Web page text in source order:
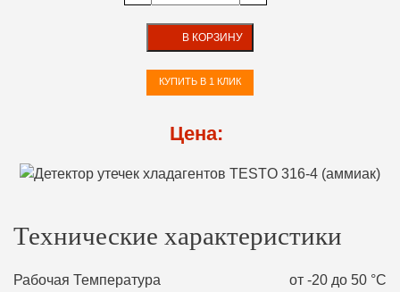
В КОРЗИНУ
КУПИТЬ В 1 КЛИК
Цена:
Технические характеристики
Рабочая Температура
от -20 до 50 °С